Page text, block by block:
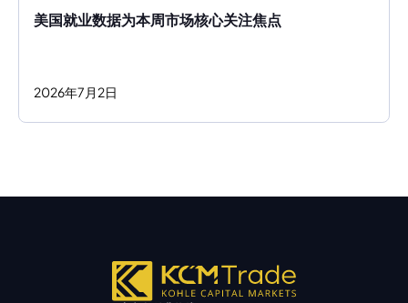
美国就业数据为本周市场核心关注焦点
2026年7 月 2日